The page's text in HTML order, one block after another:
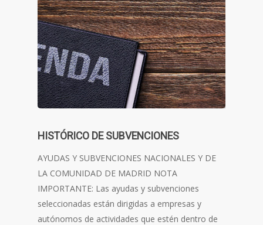
HISTÓRICO DE SUBVENCIONES
AYUDAS Y SUBVENCIONES NACIONALES Y DE
LA COMUNIDAD DE MADRID NOTA
IMPORTANTE: Las ayudas y subvenciones
seleccionadas están dirigidas a empresas y
autónomos de actividades que estén dentro de